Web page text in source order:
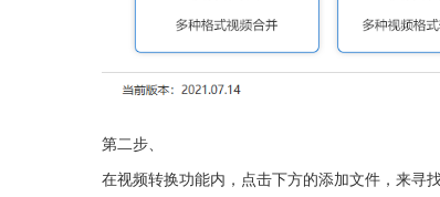
第二步、
在视频转换功能内，点击下方的添加文件，来寻